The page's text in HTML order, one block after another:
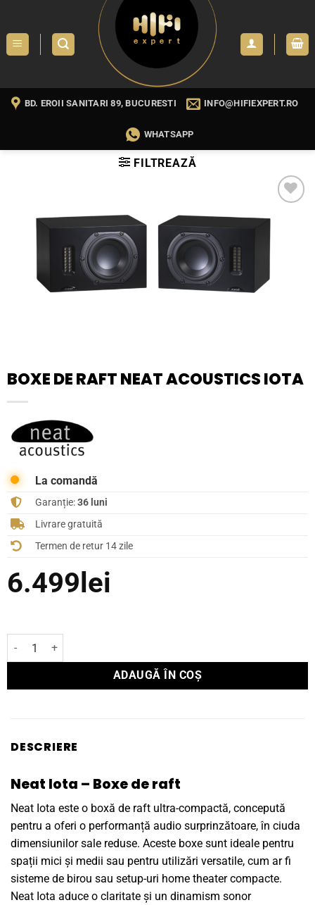
content
BD. EROII SANITARI 89, BUCURESTI INFO@HIFIEXPERT.RO
WHATSAPP
FILTREAZĂ
WISHLIST
BOXE DE RAFT NEAT ACOUSTICS IOTA
La comandă
Garanție:36 luni
Livrare gratuită
Termen de retur 14 zile
6.499 lei
Cantitate Boxe de raft Neat Acoustics IOTA
ADAUGĂ ÎN COȘ
DESCRIERE
Neat Iota – Boxe de raft
Neat Iota este o boxă de raft ultra-compactă, concepută
pentru a oferi o performanță audio surprinzătoare, în ciuda
dimensiunilor sale reduse. Aceste boxe sunt ideale pentru
spații mici și medii sau pentru utilizări versatile, cum ar fi
sisteme de birou sau setup-uri home theater compacte.
Neat Iota aduce o claritate și un dinamism sonor